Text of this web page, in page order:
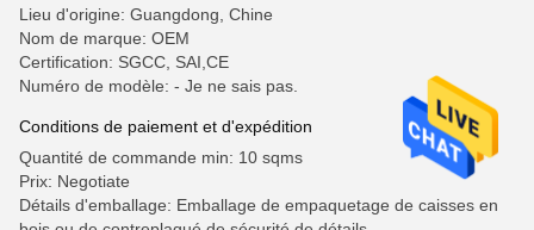
Lieu d'origine: Guangdong, Chine
Nom de marque: OEM
Certification: SGCC, SAI,CE
Numéro de modèle: - Je ne sais pas.
Conditions de paiement et d'expédition
Quantité de commande min: 10 sqms
Prix: Negotiate
Détails d'emballage: Emballage de empaquetage de caisses en